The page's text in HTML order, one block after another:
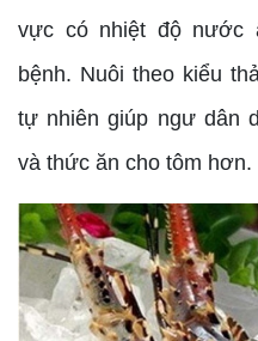
vực có nhiệt độ nước
bệnh. Nuôi theo kiểu
tự nhiên giúp ngư dân
và thức ăn cho tôm hơn.